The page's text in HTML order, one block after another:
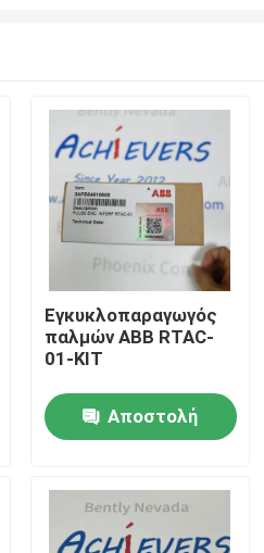
Εγκυκλοπαραγωγός
παλμών ABB RTAC-
01-KIT
Αποστολή